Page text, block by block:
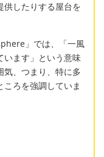
供したりする屋台を
」では、「一風
います」という意味
気、つまり、特に多
ころを強調していま